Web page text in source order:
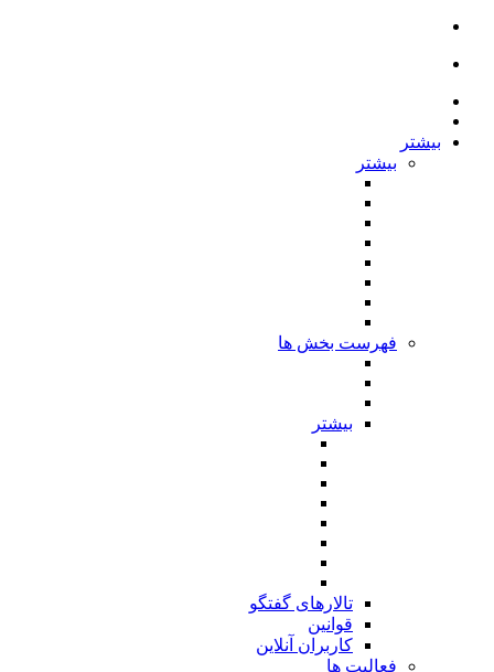
بیشتر
بیشتر
فهرست بخش ها
بیشتر
تالارهای گفتگو
قوانین
کاربران آنلاین
فعالیت ها